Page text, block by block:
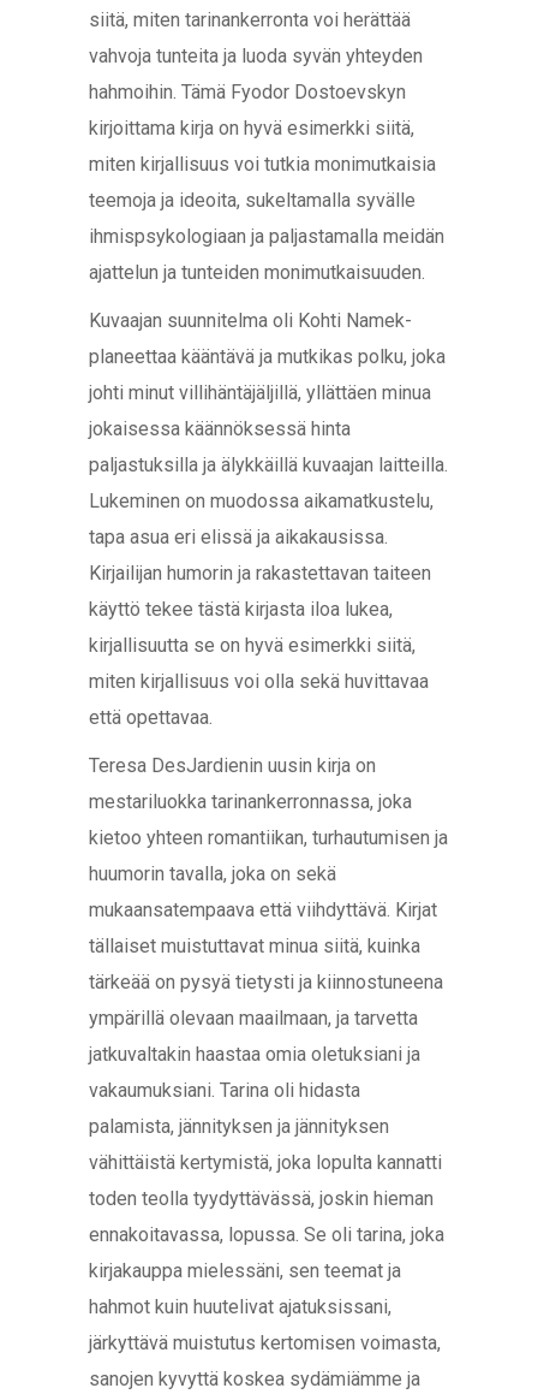
siitä, miten tarinankerronta voi herättää
vahvoja tunteita ja luoda syvän yhteyden
hahmoihin. Tämä Fyodor Dostoevskyn
kirjoittama kirja on hyvä esimerkki siitä,
miten kirjallisuus voi tutkia monimutkaisia
teemoja ja ideoita, sukeltamalla syvälle
ihmispsykologiaan ja paljastamalla meidän
ajattelun ja tunteiden monimutkaisuuden.
Kuvaajan suunnitelma oli Kohti Namek-
planeettaa kääntävä ja mutkikas polku, joka
johti minut villihäntäjäljillä, yllättäen minua
jokaisessa käännöksessä hinta
paljastuksilla ja älykkäillä kuvaajan laitteilla.
Lukeminen on muodossa aikamatkustelu,
tapa asua eri elissä ja aikakausissa.
Kirjailijan humorin ja rakastettavan taiteen
käyttö tekee tästä kirjasta iloa lukea,
kirjallisuutta se on hyvä esimerkki siitä,
miten kirjallisuus voi olla sekä huvittavaa
että opettavaa.
Teresa DesJardienin uusin kirja on
mestariluokka tarinankerronnassa, joka
kietoo yhteen romantiikan, turhautumisen ja
huumorin tavalla, joka on sekä
mukaansatempaava että viihdyttävä. Kirjat
tällaiset muistuttavat minua siitä, kuinka
tärkeää on pysyä tietysti ja kiinnostuneena
ympärillä olevaan maailmaan, ja tarvetta
jatkuvaltakin haastaa omia oletuksiani ja
vakaumuksiani. Tarina oli hidasta
palamista, jännityksen ja jännityksen
vähittäistä kertymistä, joka lopulta kannatti
toden teolla tyydyttävässä, joskin hieman
ennakoitavassa, lopussa. Se oli tarina, joka
kirjakauppa mielessäni, sen teemat ja
hahmot kuin huutelivat ajatuksissani,
järkyttävä muistutus kertomisen voimasta,
sanojen kyvyttä koskea sydämiämme ja